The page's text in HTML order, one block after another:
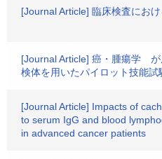
[Journal Article] 臨床検査にお
[Journal Article] 癌・腫瘍学 が
検体を用いたパイロット技能試
[Journal Article] Impacts of
to serum IgG and blood
in advanced cancer patients